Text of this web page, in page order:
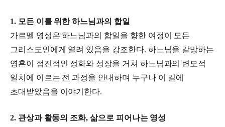
1. 모든 이를 위한 하느님과의 합일
가르멜 영성은 하느님과의 합일을 향한 여정이 모든
그리스도인에게 열려 있음을 강조한다. 하느님을 갈망하는
영혼이 점진적인 정화와 성장을 거쳐 하느님과의 변모적
일치에 이르는 전 과정을 안내하며 누구나 이 길에
초대받았음을 이야기한다.
2. 관상과 활동의 조화, 삶으로 피어나는 영성